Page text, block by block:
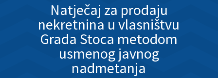
Natječaj za prodaju
nekretnina u vlasništvu
Grada Stoca metodom
usmenog javnog
nadmetanja